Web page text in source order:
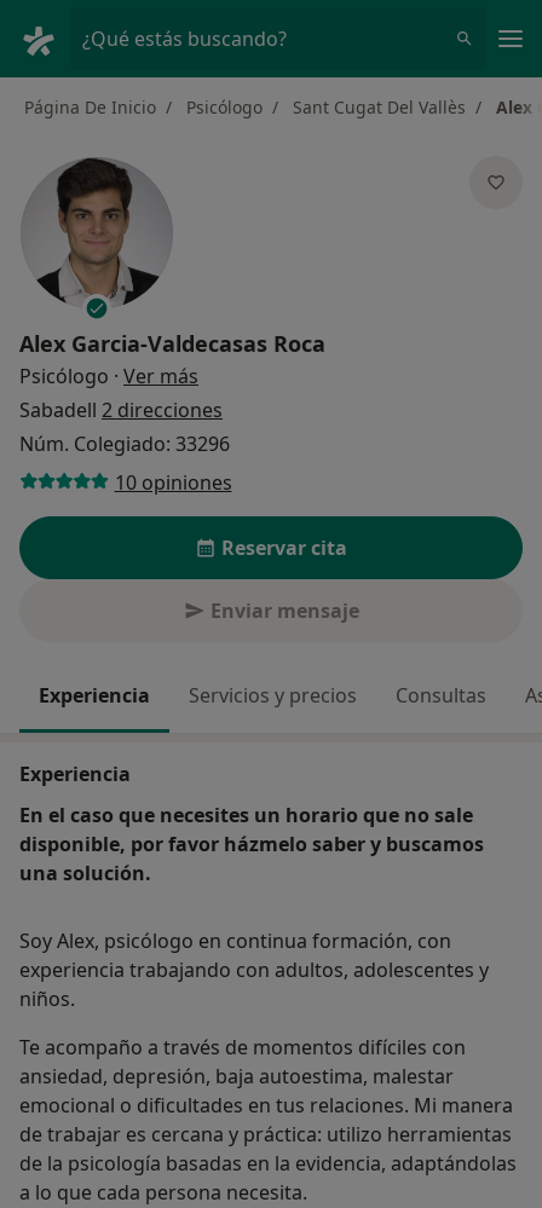
¿Qué estás buscando?
Página De Inicio Psicólogo Sant Cugat Del Vallès Alex
Alex Garcia-Valdecasas Roca
Psicólogo · Ver más
Sabadell 2 direcciones
Núm. Colegiado: 33296
10 opiniones
Reservar cita
Enviar mensaje
Experiencia Servicios y precios Consultas
Experiencia
En el caso que necesites un horario que no sale
disponible, por favor házmelo saber y buscamos
una solución.
Soy Alex, psicólogo en continua formación, con
experiencia trabajando con adultos, adolescentes y
niños.
Te acompaño a través de momentos difíciles con
ansiedad, depresión, baja autoestima, malestar
emocional o dificultades en tus relaciones. Mi manera
de trabajar es cercana y práctica: utilizo herramientas
de la psicología basadas en la evidencia, adaptándolas
a lo que cada persona necesita.